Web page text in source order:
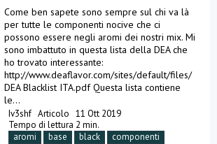
Come ben sapete sono sempre sul chi va là
per tutte le componenti nocive che ci
possono essere negli aromi dei nostri mix. Mi
sono imbattuto in questa lista della DEA che
ho trovato interessante:
http://www.deaflavor.com/sites/default/files/
DEA Blacklist ITA.pdf Questa lista contiene
le...
Iv3shf Articolo 11 Ott 2019
Tempo di lettura 2 min.
aromi
base black
componenti